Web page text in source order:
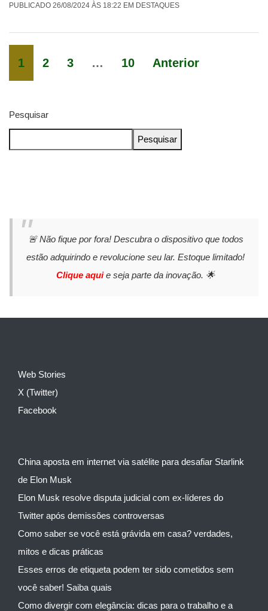
PUBLICADO 26/08/2024 ÀS 18:22 EM DESTAQUES
1 2 3 … 10 Anterior
Pesquisar
Pesquisar
🚨 Não fique por fora! Descubra o dispositivo que todos
estão adquirindo e revolucione seu lar. Estoque limitado!
Clique aquie seja parte da inovação. 🌟
Web Stories
X (Twitter)
Facebook
China aposta em internet via satélite para desafiar Starlink
de Elon Musk
Elon Musk resolve disputa judicial com ex-líderes do
Twitter após demissões controversas
Como saber se você está grávida em casa? verdades,
mitos e dicas práticas
Esses erros de etiqueta podem ter sido cometidos sem
você saber! Saiba quais
Como divergir com elegância: dicas para o trabalho e a